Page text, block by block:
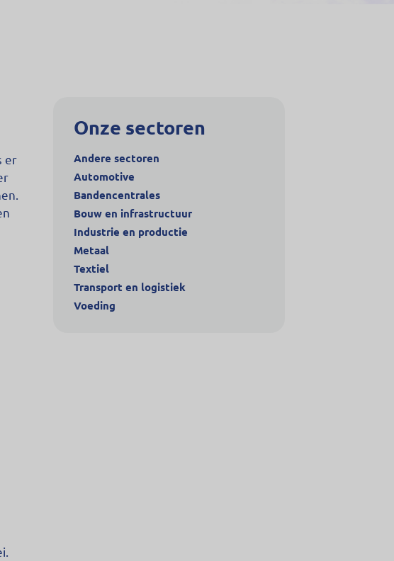
er
Onze sectoren
Andere sectoren
Automotive
Bandencentrales
Bouw en infrastructuur
Industrie en productie
Metaal
Textiel
Transport en logistiek
Voeding